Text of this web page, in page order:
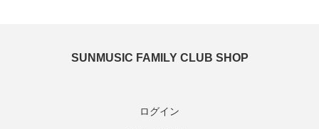
SUNMUSIC FAMILY CLUB SHOP
ログイン